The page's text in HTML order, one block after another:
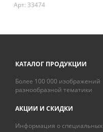
Арт: 33474
КАТАЛОГ ПРОДУКЦИИ
Более 100 000 изображений
разнообразной тематики
АКЦИИ И СКИДКИ
Информация о специальных